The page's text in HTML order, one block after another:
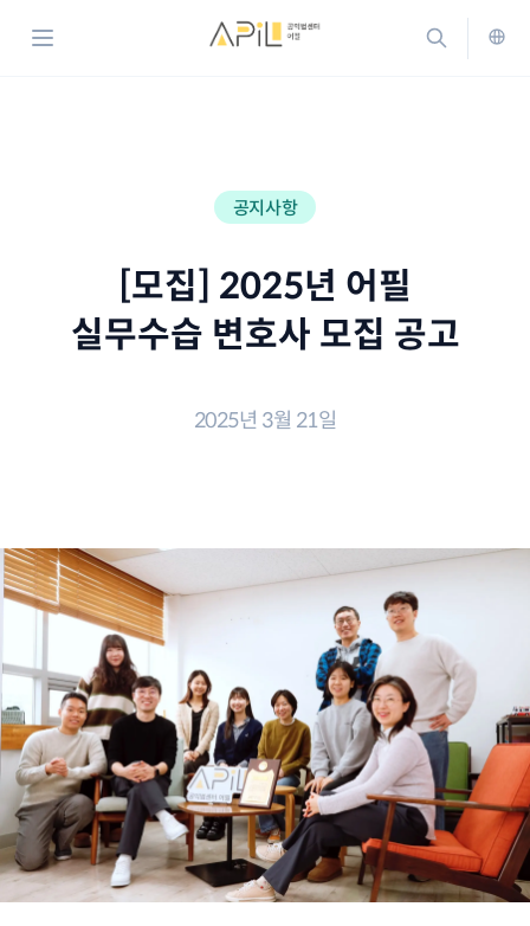
메뉴 열기 검색하기
공지사항
[모집] 2025년 어필
실무수습 변호사 모집 공고
2025년 3월 21일